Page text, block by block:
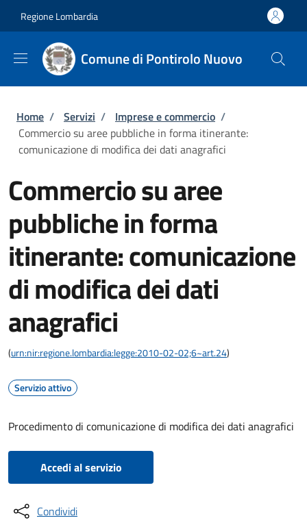
Regione Lombardia
Comune di Pontirolo Nuovo
Briciole di pane
Home / Servizi / Imprese e commercio /
Commercio su aree pubbliche in forma itinerante:
comunicazione di modifica dei dati anagrafici
Commercio su aree
pubbliche in forma
itinerante: comunicazione
di modifica dei dati
anagrafici
(urn:nir:regione.lombardia:legge:2010-02-02;6~art.24)
Servizio attivo
Procedimento di comunicazione di modifica dei dati anagrafici
Accedi al servizio
Condividi